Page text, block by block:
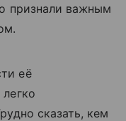
признали важным
её
сказать, кем